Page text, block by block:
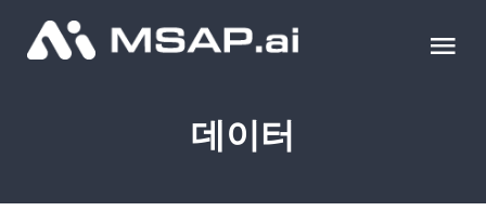
조달물품
데이터